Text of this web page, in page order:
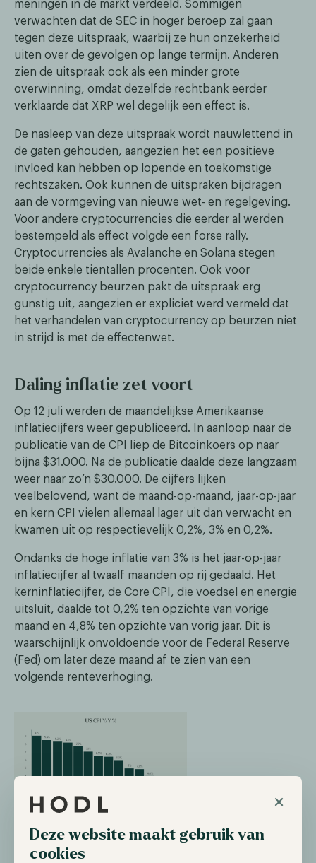
×
Deze website maakt gebruik van
cookies
meningen in de markt verdeeld. Sommigen
verwachten dat de SEC in hoger beroep zal gaan
tegen deze uitspraak, waarbij ze hun onzekerheid
uiten over de gevolgen op lange termijn. Anderen
zien de uitspraak ook als een minder grote
overwinning, omdat dezelfde rechtbank eerder
verklaarde dat XRP wel degelijk een effect is.
De nasleep van deze uitspraak wordt nauwlettend in
de gaten gehouden, aangezien het een positieve
invloed kan hebben op lopende en toekomstige
rechtszaken. Ook kunnen de uitspraken bijdragen
aan de vormgeving van nieuwe wet- en regelgeving.
Voor andere cryptocurrencies die eerder al werden
bestempeld als effect volgde een forse rally.
Cryptocurrencies als Avalanche en Solana stegen
beide enkele tientallen procenten. Ook voor
cryptocurrency beurzen pakt de uitspraak erg
gunstig uit, aangezien er expliciet werd vermeld dat
het verhandelen van cryptocurrency op beurzen niet
in strijd is met de effectenwet.
Daling inflatie zet voort
Op 12 juli werden de maandelijkse Amerikaanse
inflatiecijfers weer gepubliceerd. In aanloop naar de
publicatie van de CPI liep de Bitcoinkoers op naar
bijna $31.000. Na de publicatie daalde deze langzaam
weer naar zo’n $30.000. De cijfers lijken
veelbelovend, want de maand-op-maand, jaar-op-jaar
en kern CPI vielen allemaal lager uit dan verwacht en
kwamen uit op respectievelijk 0,2%, 3% en 0,2%.
Ondanks de hoge inflatie van 3% is het jaar-op-jaar
inflatiecijfer al twaalf maanden op rij gedaald. Het
kerninflatiecijfer, de Core CPI, die voedsel en energie
uitsluit, daalde tot 0,2% ten opzichte van vorige
maand en 4,8% ten opzichte van vorig jaar. Dit is
waarschijnlijk onvoldoende voor de Federal Reserve
(Fed) om later deze maand af te zien van een
volgende renteverhoging.
Bron: forexfactory.com
Op 26 juli komen de Fed en het Federal Open Market
Committee bijeen om de rente te bespreken. Op het